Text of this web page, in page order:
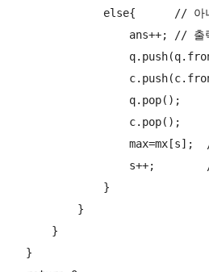
else{      // 아
ans++; // 출
                    q.pop();
                    c.pop();
max=mx[s];
s++;
                }
            }
        }
    }